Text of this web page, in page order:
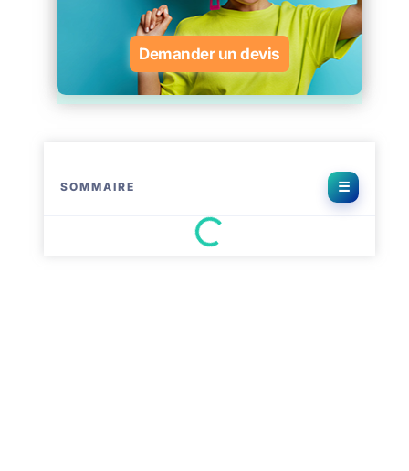
SOMMAIRE
Demander un devis